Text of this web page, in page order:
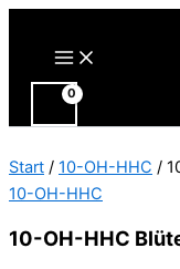
Main
Menu
Start / 10-OH-HHC /
10-OH-HHC
10-OH-HHC